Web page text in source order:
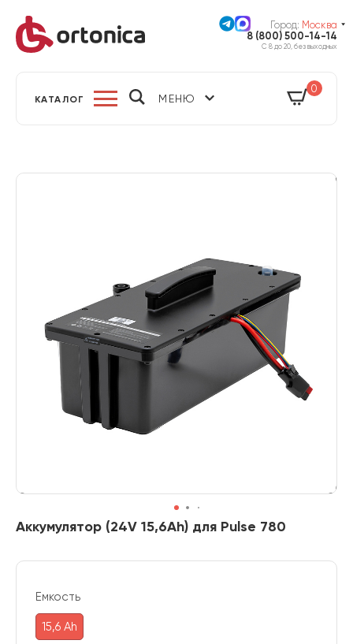
Город: Москва
8 (800) 500-14-14
С 8 до 20, без выходных
КАТАЛОГ МЕНЮ
0
Аккумулятор (24V 15,6Ah) для Pulse 780
Емкость
15,6 Ah